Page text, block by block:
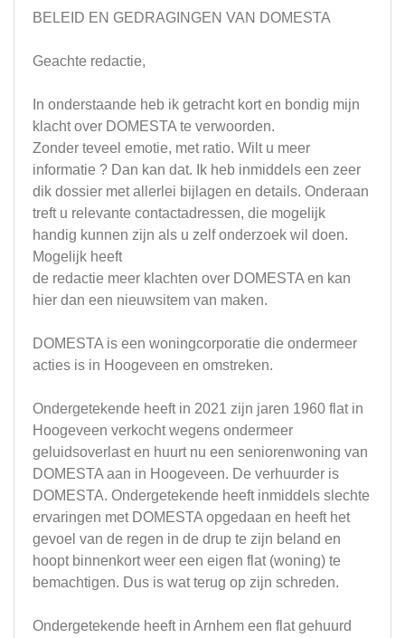
BELEID EN GEDRAGINGEN VAN DOMESTA
Geachte redactie,
In onderstaande heb ik getracht kort en bondig mijn
klacht over DOMESTA te verwoorden.
Zonder teveel emotie, met ratio. Wilt u meer
informatie ? Dan kan dat. Ik heb inmiddels een zeer
dik dossier met allerlei bijlagen en details. Onderaan
treft u relevante contactadressen, die mogelijk
handig kunnen zijn als u zelf onderzoek wil doen.
Mogelijk heeft
de redactie meer klachten over DOMESTA en kan
hier dan een nieuwsitem van maken.
DOMESTA is een woningcorporatie die ondermeer
acties is in Hoogeveen en omstreken.
Ondergetekende heeft in 2021 zijn jaren 1960 flat in
Hoogeveen verkocht wegens ondermeer
geluidsoverlast en huurt nu een seniorenwoning van
DOMESTA aan in Hoogeveen. De verhuurder is
DOMESTA. Ondergetekende heeft inmiddels slechte
ervaringen met DOMESTA opgedaan en heeft het
gevoel van de regen in de drup te zijn beland en
hoopt binnenkort weer een eigen flat (woning) te
bemachtigen. Dus is wat terug op zijn schreden.
Ondergetekende heeft in Arnhem een flat gehuurd